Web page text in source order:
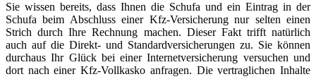
Sie wissen bereits, dass Ihnen die Schufa und ein Eintrag in der
Schufa beim Abschluss einer Kfz-Versicherung nur selten einen
Strich durch Ihre Rechnung machen. Dieser Fakt trifft natürlich
auch auf die Direkt- und Standardversicherungen zu. Sie können
durchaus Ihr Glück bei einer Internetversicherung versuchen und
dort nach einer Kfz-Vollkasko anfragen. Die vertraglichen Inhalte